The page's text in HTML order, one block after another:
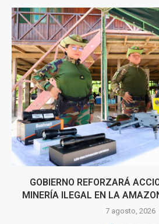
GOBIERNO REFORZARÁ
MINERÍA ILEGAL EN LA
7 agosto, 2026